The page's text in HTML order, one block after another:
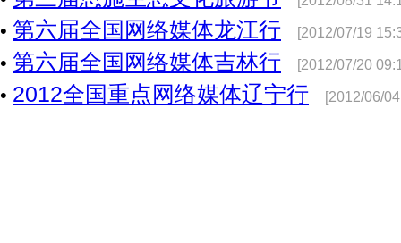
• 第六届全国网络媒体龙江行 [2012/07/19
• 第六届全国网络媒体吉林行 [2012/07/20
• 2012全国重点网络媒体辽宁行 [2012/06/